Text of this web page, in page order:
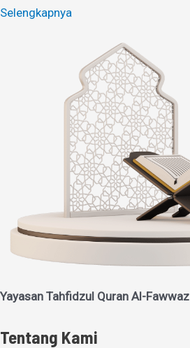
Selengkapnya
Yayasan Tahfidzul Quran Al-Fawwaz
Tentang Kami